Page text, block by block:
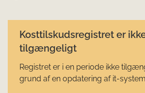
Kosttilskudsregistret er
tilgængeligt
Registret er i en periode ikke
grund af en opdatering af it-